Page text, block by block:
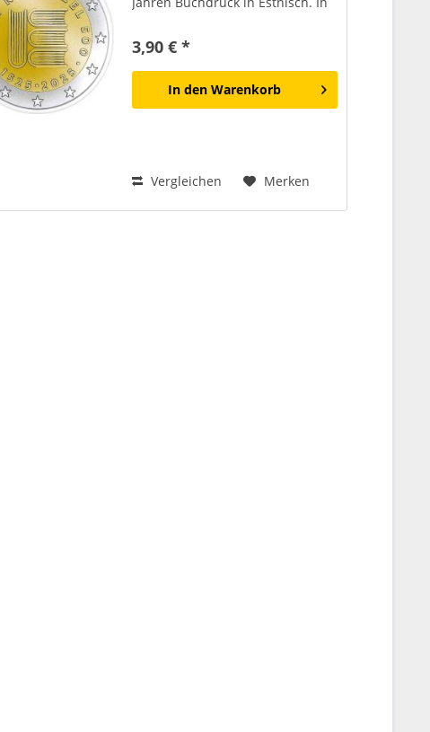
zusammen den Buchstaben "E"
3,90 € *
In den Warenkorb
Vergleichen Merken